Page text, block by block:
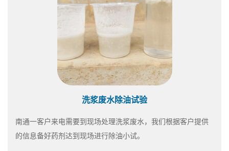
洗浆废水除油试验
南通一客户来电需要到现场处理洗浆废水，我们根据客户提供
的信息备好药剂达到现场进行除油小试。